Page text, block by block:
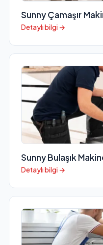
Sunny Çamaşır
Detaylı bilgi →
Sunny Bulaşık
Detaylı bilgi →